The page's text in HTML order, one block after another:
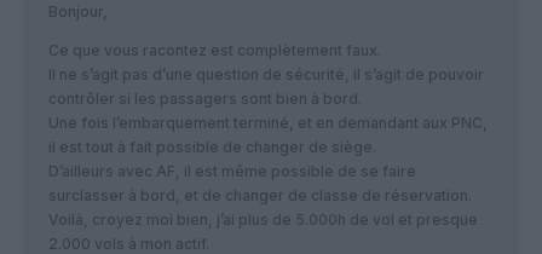
Bonjour,
Ce que vous racontez est complètement faux.
Il ne s’agit pas d’une question de sécurité, il s’agit de pouvoir
contrôler si les passagers sont bien à bord.
Une fois l’embarquement terminé, et en demandant aux PNC,
il est tout à fait possible de changer de siège.
D’ailleurs avec AF, il est même possible de se faire
surclasser à bord, et de changer de classe de réservation.
Voilà, croyez moi bien, j’ai plus de 5.000h de vol et presque
2.000 vols à mon actif.